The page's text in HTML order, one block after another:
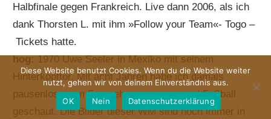
Halbfinale gegen Frankreich. Live dann 2006, als ich
dank Thorsten L. mit ihm »Follow your Team«- Togo –
Tickets hatte.
hog:1970 Uwe Seeler in Mexiko mit seinem
Hinterkopftor. Mit acht Jahren habe ich damals
pausenlos vorm Fernseher gesessen und Fußball
geschaut. Die Bilder dieser WM sind noch immer in
Diese Website benutzt Cookies. Wenn du die Website weiter
nutzt, gehen wir von deinem Einverständnis aus.
OK
Nein Datenschutzerklärung